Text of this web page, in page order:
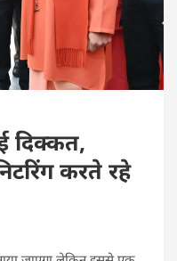
दिक्कत,
करते रहे